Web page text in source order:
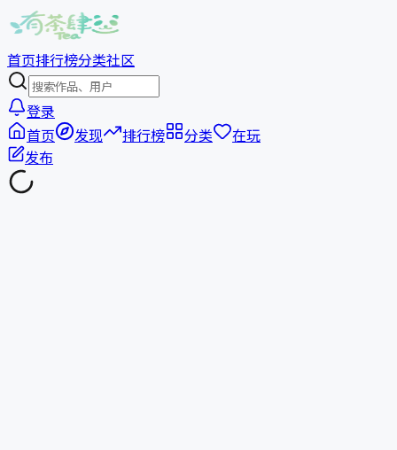
首页排行榜分类社区
登录
首页
发现 排行榜 分类
在玩
发布